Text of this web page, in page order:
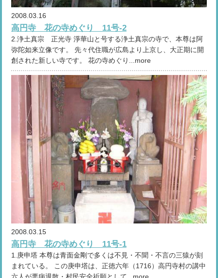
2008.03.16
高円寺 花の寺めぐり 11号-2
2.浄土真宗 正光寺 淨華山と号する浄土真宗の寺で、本尊は阿
弥陀如来立像です。 先々代住職が広島より上京し、大正期に開
創された新しい寺です。 花の寺めぐり...more
2008.03.15
高円寺 花の寺めぐり 11号-1
1.庚申塔 本尊は青面金剛で多くは不見・不聞・不言の三猿が刻
まれている。 この庚申塔は、正徳六年（1716）高円寺村の講中